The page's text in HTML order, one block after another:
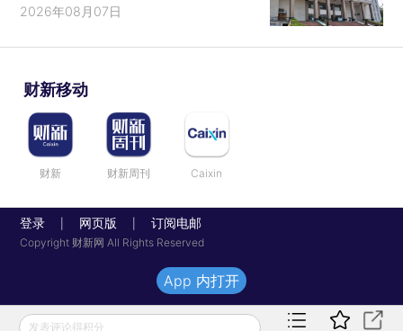
2026年08月07日
财新移动
财新 财新周刊 Caixin
登录 网页版 订阅电邮
Copyright 财新网 All Rights Reserved
发表评论得积分
App 内打开